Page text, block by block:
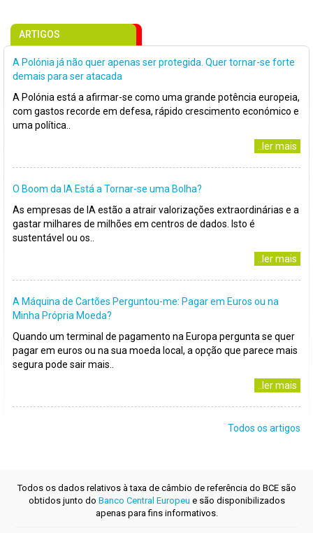
ARTIGOS
A Polónia já não quer apenas ser protegida. Quer tornar-se forte
demais para ser atacada
A Polónia está a afirmar-se como uma grande potência europeia,
com gastos recorde em defesa, rápido crescimento económico e
uma política..
..ler mais
O Boom da IA Está a Tornar-se uma Bolha?
As empresas de IA estão a atrair valorizações extraordinárias e a
gastar milhares de milhões em centros de dados. Isto é
sustentável ou os..
..ler mais
A Máquina de Cartões Perguntou-me: Pagar em Euros ou na
Minha Própria Moeda?
Quando um terminal de pagamento na Europa pergunta se quer
pagar em euros ou na sua moeda local, a opção que parece mais
segura pode sair mais..
..ler mais
Todos os artigos
Todos os dados relativos à taxa de câmbio de referência do BCE são
obtidos junto do Banco Central Europeu e são disponibilizados
apenas para fins informativos.